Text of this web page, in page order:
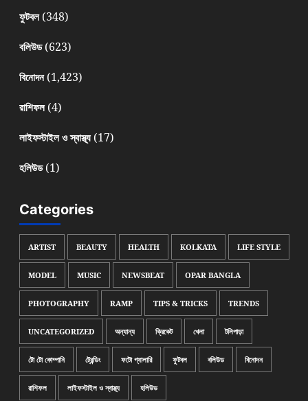
ফুটবল(348)
বলিউড(623)
বিনোদন(1,423)
রাশিফল(4)
লাইফস্টাইল ও স্বাস্থ্য(17)
হলিউড(1)
Categories
ARTIST BEAUTY HEALTH KOLKATA LIFE STYLE
MODEL MUSIC NEWSBEAT OPAR BANGLA
PHOTOGRAPHY RAMP TIPS & TRICKS TRENDS
UNCATEGORIZED অন্যান্য ক্রিকেট খেলা টলিপাড়া
টো টো কোম্পানি ট্রেন্ডিং ফটো গ্যালারি ফুটবল বলিউড বিনোদন
রাশিফল লাইফস্টাইল ও স্বাস্থ্য হলিউড